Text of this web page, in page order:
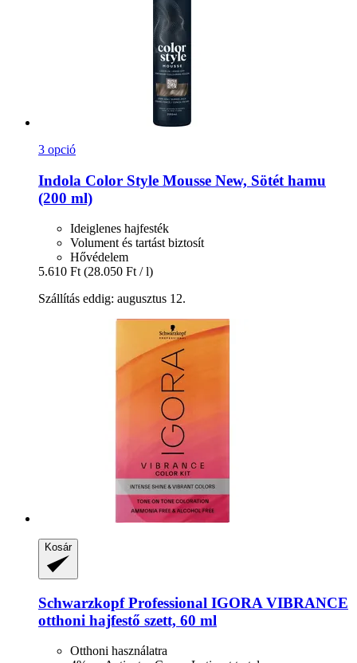
3 opció
Indola Color Style Mousse New, Sötét hamu
(200 ml)
Ideiglenes hajfesték
Volument és tartást biztosít
Hővédelem
5.610 Ft (28.050 Ft / l)
Szállítás eddig: augusztus 12.
Kosár
Schwarzkopf Professional IGORA VIBRANCE
otthoni hajfestő szett, 60 ml
Otthoni használatra